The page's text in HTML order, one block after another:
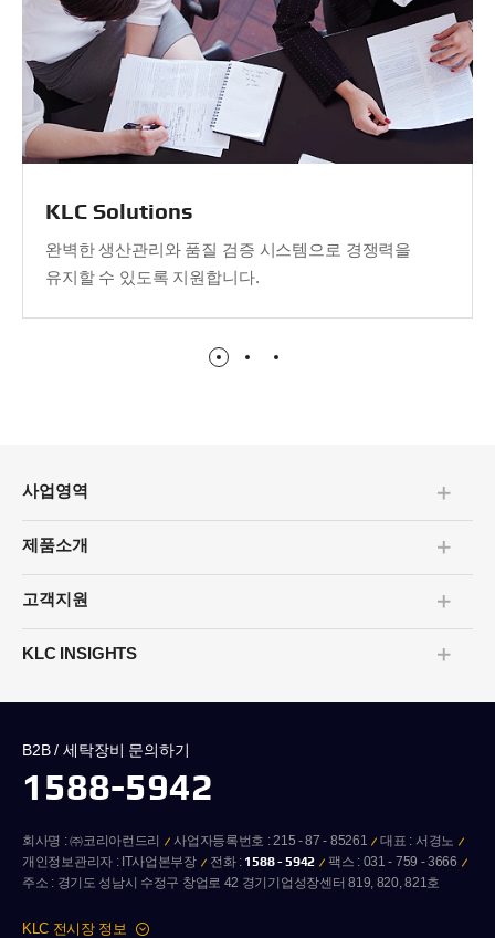
KLC Solutions
완벽한 생산관리와 품질 검증 시스템으로 경쟁력을
유지할 수 있도록 지원합니다.
사업영역
펼치기/
접기
제품소개
펼치기/
접기
고객지원
펼치기/
접기
KLC INSIGHTS
펼치기/
B2B / 세탁장비 문의하기
1588-5942
회사명 : ㈜코리아런드리 사업자등록번호 : 215 - 87 - 85261
대표 : 서경노
개인정보관리자 : IT사업본부장
전화 : 1588 - 5942
팩스 : 031 - 759 - 3666
주소 : 경기도 성남시 수정구 창업로 42 경기기업성장센터 819, 820, 821호
KLC 전시장 정보